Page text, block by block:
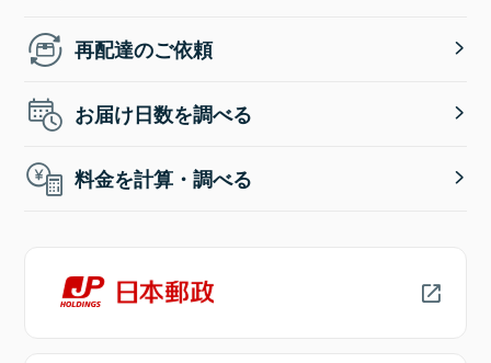
再配達のご依頼
お届け日数を調べる
料金を計算・調べる